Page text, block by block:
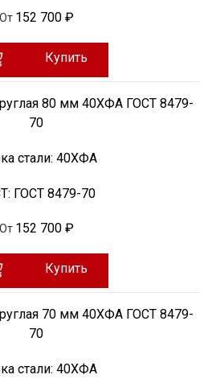
От 152 700 ₽
Купить
80 мм 40ХФА ГОСТ 8479-
70
стали: 40ХФА
ГОСТ 8479-70
От 152 700 ₽
Купить
70 мм 40ХФА ГОСТ 8479-
70
стали: 40ХФА